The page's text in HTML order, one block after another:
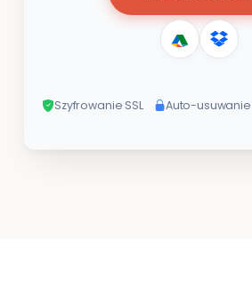
Szyfrowanie SSL Auto-usuwanie